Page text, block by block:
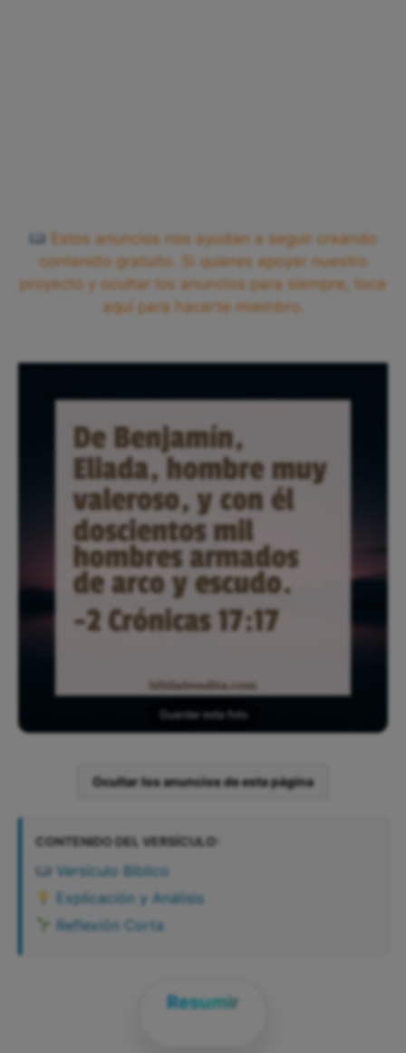
Estos anuncios nos ayudan a seguir creando
contenido gratuito. Si quieres apoyar nuestro
proyecto y ocultar los anuncios para siempre, toca
aquí para hacerte miembro.
Guardar esta foto
Ocultar los anuncios de esta página
CONTENIDO DEL VERSÍCULO:
Versículo Bíblico
Explicación y Análisis
Reflexión Corta
Resumir